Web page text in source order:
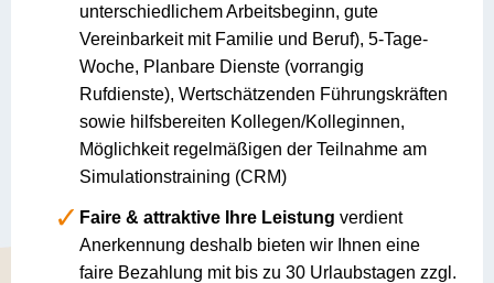
unterschiedlichem Arbeitsbeginn, gute
Vereinbarkeit mit Familie und Beruf), 5-Tage-
Woche, Planbare Dienste (vorrangig
Rufdienste), Wertschätzenden Führungskräften
sowie hilfsbereiten Kollegen/Kolleginnen,
Möglichkeit regelmäßigen der Teilnahme am
Simulationstraining (CRM)
Faire & attraktive Ihre Leistung verdient
Anerkennung deshalb bieten wir Ihnen eine
faire Bezahlung mit bis zu 30 Urlaubstagen zzgl.